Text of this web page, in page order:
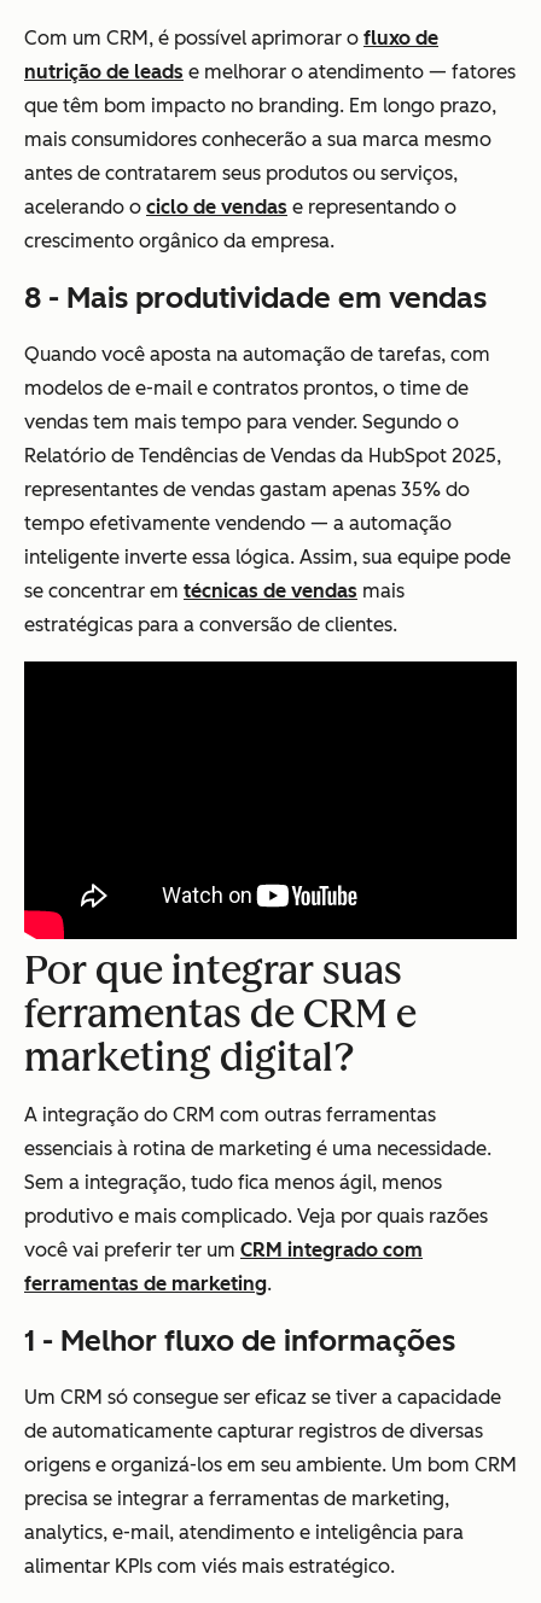
Com um CRM, é possível aprimorar o fluxo de
nutrição de leads e melhorar o atendimento — fatores
que têm bom impacto no branding. Em longo prazo,
mais consumidores conhecerão a sua marca mesmo
antes de contratarem seus produtos ou serviços,
acelerando o ciclo de vendas e representando o
crescimento orgânico da empresa.
8 - Mais produtividade em vendas
Quando você aposta na automação de tarefas, com
modelos de e-mail e contratos prontos, o time de
vendas tem mais tempo para vender. Segundo o
Relatório de Tendências de Vendas da HubSpot 2025,
representantes de vendas gastam apenas 35% do
tempo efetivamente vendendo — a automação
inteligente inverte essa lógica. Assim, sua equipe pode
se concentrar em técnicas de vendas mais
estratégicas para a conversão de clientes.
Por que integrar suas
ferramentas de CRM e
marketing digital?
A integração do CRM com outras ferramentas
essenciais à rotina de marketing é uma necessidade.
Sem a integração, tudo fica menos ágil, menos
produtivo e mais complicado. Veja por quais razões
você vai preferir ter um CRM integrado com
ferramentas de marketing.
1 - Melhor fluxo de informações
Um CRM só consegue ser eficaz se tiver a capacidade
de automaticamente capturar registros de diversas
origens e organizá-los em seu ambiente. Um bom CRM
precisa se integrar a ferramentas de marketing,
analytics, e-mail, atendimento e inteligência para
alimentar KPIs com viés mais estratégico.